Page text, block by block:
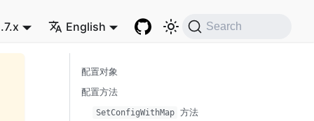
English Search
配置对象
配置方法
SetConfigWithMap 方法